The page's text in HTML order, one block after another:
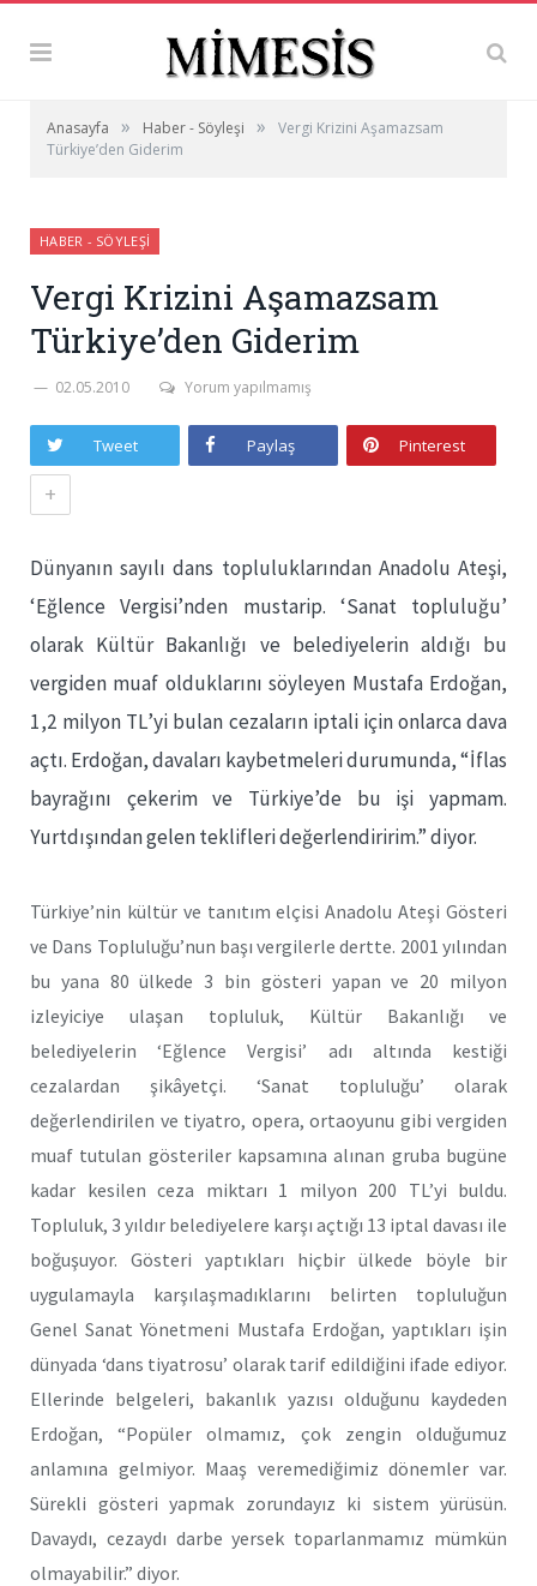
Anasayfa » Haber - Söyleşi »
Vergi Krizini Aşamazsam
Türkiye’den Giderim
HABER - SÖYLEŞI
Vergi Krizini Aşamazsam
Türkiye’den Giderim
02.05.2010 Yorum yapılmamış
Tweet Paylaş Pinterest
+
Dünyanın sayılı dans topluluklarından Anadolu Ateşi,
‘Eğlence Vergisi’nden mustarip. ‘Sanat topluluğu’
olarak Kültür Bakanlığı ve belediyelerin aldığı bu
vergiden muaf olduklarını söyleyen Mustafa Erdoğan,
1,2 milyon TL’yi bulan cezaların iptali için onlarca dava
açtı. Erdoğan, davaları kaybetmeleri durumunda, “İflas
bayrağını çekerim ve Türkiye’de bu işi yapmam.
Yurtdışından gelen teklifleri değerlendiririm.” diyor.
Türkiye’nin kültür ve tanıtım elçisi Anadolu Ateşi Gösteri
ve Dans Topluluğu’nun başı vergilerle dertte. 2001 yılından
bu yana 80 ülkede 3 bin gösteri yapan ve 20 milyon
izleyiciye ulaşan topluluk, Kültür Bakanlığı ve
belediyelerin ‘Eğlence Vergisi’ adı altında kestiği
cezalardan şikâyetçi. ‘Sanat topluluğu’ olarak
değerlendirilen ve tiyatro, opera, ortaoyunu gibi vergiden
muaf tutulan gösteriler kapsamına alınan gruba bugüne
kadar kesilen ceza miktarı 1 milyon 200 TL’yi buldu.
Topluluk, 3 yıldır belediyelere karşı açtığı 13 iptal davası ile
boğuşuyor. Gösteri yaptıkları hiçbir ülkede böyle bir
uygulamayla karşılaşmadıklarını belirten topluluğun
Genel Sanat Yönetmeni Mustafa Erdoğan, yaptıkları işin
dünyada ‘dans tiyatrosu’ olarak tarif edildiğini ifade ediyor.
Ellerinde belgeleri, bakanlık yazısı olduğunu kaydeden
Erdoğan, “Popüler olmamız, çok zengin olduğumuz
anlamına gelmiyor. Maaş veremediğimiz dönemler var.
Sürekli gösteri yapmak zorundayız ki sistem yürüsün.
Davaydı, cezaydı darbe yersek toparlanmamız mümkün
olmayabilir.” diyor.